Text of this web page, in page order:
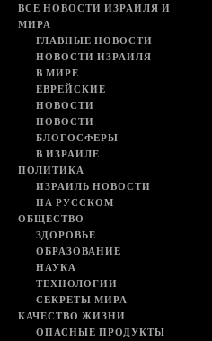
ВСЕ НОВОСТИ ИЗРАИЛЯ И
МИРА
ГЛАВНЫЕ НОВОСТИ
НОВОСТИ ИЗРАИЛЯ
В МИРЕ
ЕВРЕЙСКИЕ
НОВОСТИ
НОВОСТИ
БЛОГОСФЕРЫ
В ИЗРАИЛЕ
ПОЛИТИКА
ИЗРАИЛЬ НОВОСТИ
НА РУССКОМ
ОБЩЕСТВО
ЗДОРОВЬЕ
ОБРАЗОВАНИЕ
НАУКА
ТЕХНОЛОГИИ
СЕКРЕТЫ МИРА
КАЧЕСТВО ЖИЗНИ
ОПАСНЫЕ ПРОДУКТЫ